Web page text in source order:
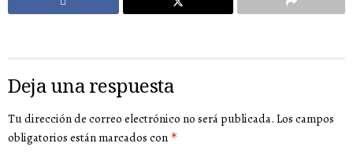
Deja una respuesta
Tu dirección de correo electrónico no será publicada. Los campos
obligatorios están marcados con *